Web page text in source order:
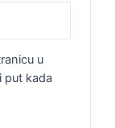
u
put kada